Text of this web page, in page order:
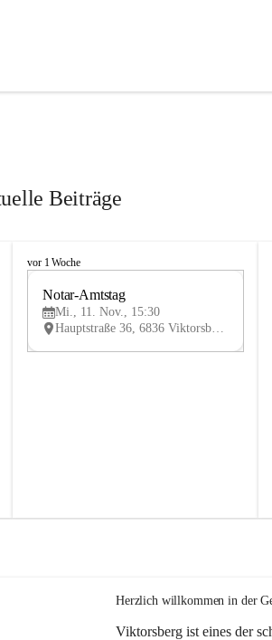
Beiträge
V
vor 1 Woche
V
Notar-Amtstag
Mi., 11. Nov., 15:30
Hauptstraße 36, 6836 Viktorsberg, AUT
Herzlich willkommen in der
Viktorsberg ist eines der